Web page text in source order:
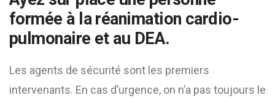
formée à la réanimation cardio-
pulmonaire et au DEA.
Les agents de sécurité sont les premiers
intervenants. En cas d’urgence, on n’a pas toujours le